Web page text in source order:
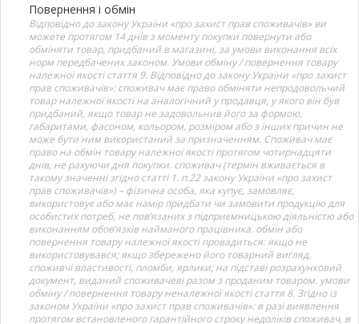
Повернення і обмін
Відповідно до закону України «про захист прав споживачів» ви
можете протягом 14 днів з моменту покупки повернути або
обміняти товар, придбаний в магазині, за умови виконання всіх
норм передбачених законом. Умови обміну / повернення товару
належної якості стаття 9. Відповідно до закону України «про захист
прав споживачів»: споживач має право обміняти непродовольчий
товар належної якості на аналогічний у продавця, у якого він був
придбаний, якщо товар не задовольнив його за формою,
габаритами, фасоном, кольором, розміром або з інших причин не
може бути ним використаний за призначенням. Споживач має
право на обмін товару належної якості протягом чотирнадцяти
днів, не рахуючи дня покупки. споживач (термін вживається в
такому значенні згідно статті 1. п.22 закону України «про захист
прав споживачів») – фізична особа, яка купує, замовляє,
використовує або має намір придбати чи замовити продукцію для
особистих потреб, не пов’язаних з підприємницькою діяльністю або
виконанням обов’язків найманого працівника. обмін або
повернення товару належної якості провадиться: якщо не
використовувався; якщо збережено його товарний вигляд,
споживчі властивості, пломби, ярлики; на підставі розрахунковий
документ, виданий споживачеві разом з проданим товаром. умови
обміну / повернення товару неналежної якості стаття 8. Згідно із
законом України «про захист прав споживачів»: в разі виявлення
протягом встановленого гарантійного строку недоліків споживач, в